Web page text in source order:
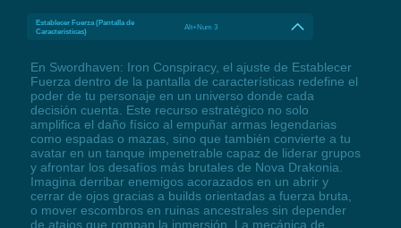
Establecer Fuerza (Pantalla de
Características)
Alt+Num 3
En Swordhaven: Iron Conspiracy, el ajuste de Establecer
Fuerza dentro de la pantalla de características redefine el
poder de tu personaje en un universo donde cada
decisión cuenta. Este recurso estratégico no solo
amplifica el daño físico al empuñar armas legendarias
como espadas o mazas, sino que también convierte a tu
avatar en un tanque impenetrable capaz de liderar grupos
y afrontar los desafíos más brutales de Nova Drakonia.
Imagina derribar enemigos acorazados en un abrir y
cerrar de ojos gracias a builds orientadas a fuerza bruta,
o mover escombros en ruinas ancestrales sin depender
de atajos que rompan la inmersión. La mecánica de